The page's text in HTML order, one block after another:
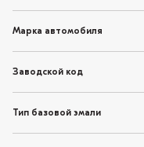
Марка автомобиля
Заводской код
Тип базовой эмали